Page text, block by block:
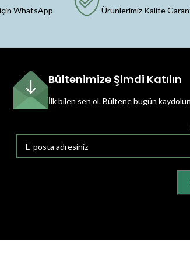
WhatsApp
Ürünlerimiz Kalite
Bültenimize Şimdi Katılın
İlk bilen sen ol.Bültene bugün kaydolun